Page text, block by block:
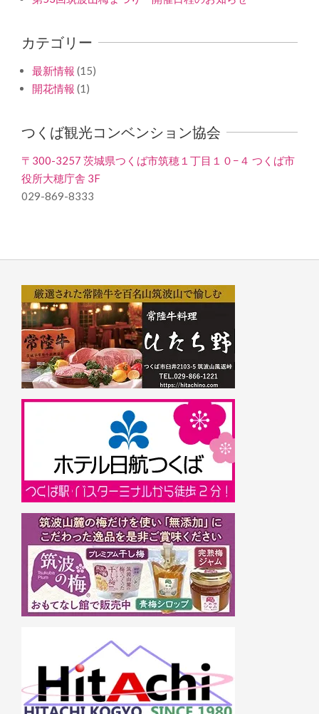
カテゴリー
最新情報 (15)
開花情報 (1)
つくば観光コンベンション協会
〒300-3257 茨城県つくば市筑穂１丁目１０−４ つくば市
役所大穂庁舎 3F
029-869-8333